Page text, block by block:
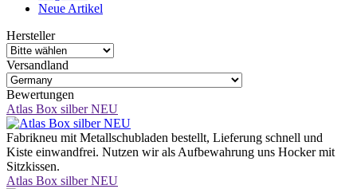
Neue Artikel
Hersteller
Versandland
Bewertungen
Atlas Box silber NEU
Fabrikneu mit Metallschubladen bestellt, Lieferung schnell und
Kiste einwandfrei. Nutzen wir als Aufbewahrung uns Hocker mit
Sitzkissen.
Atlas Box silber NEU